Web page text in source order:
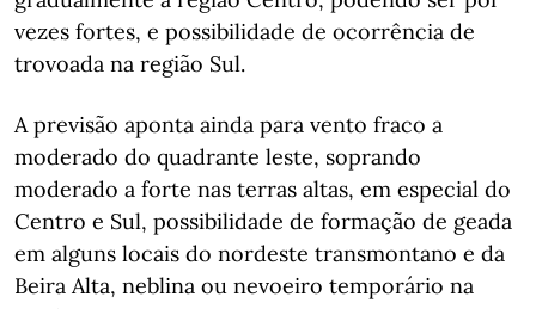
vezes fortes, e possibilidade de ocorrência de
trovoada na região Sul.
A previsão aponta ainda para vento fraco a
moderado do quadrante leste, soprando
moderado a forte nas terras altas, em especial do
Centro e Sul, possibilidade de formação de geada
em alguns locais do nordeste transmontano e da
Beira Alta, neblina ou nevoeiro temporário na